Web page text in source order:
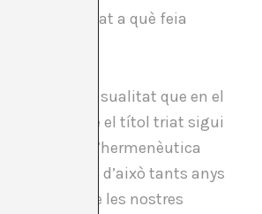
de la localitat a què feia
no és casualitat que en el
artistes, i que el títol triat sigui
pare de l’hermenèutica
volum, i fa d’això tants anys
se de les nostres